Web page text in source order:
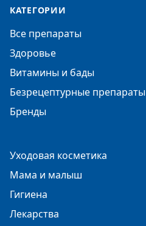
КАТЕГОРИИ
Все препараты
Здоровье
Витамины и бады
Безрецептурные препараты
Бренды
Уходовая косметика
Мама и малыш
Гигиена
Лекарства